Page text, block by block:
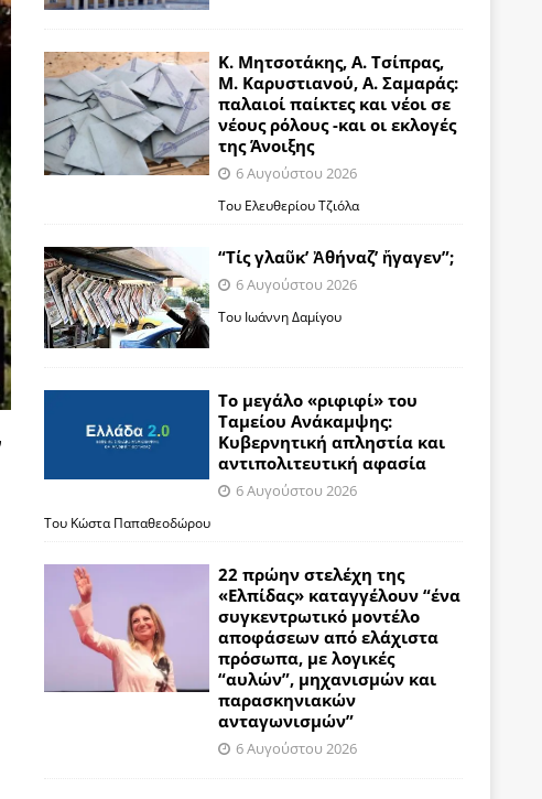
Κ. Μητσοτάκης, Α. Τσίπρας,
Μ. Καρυστιανού, Α. Σαμαράς:
παλαιοί παίκτες και νέοι σε
νέους ρόλους -και οι εκλογές
της Άνοιξης
6 Αυγούστου 2026
Του Ελευθερίου Τζιόλα
“Τίς γλαῦκ’ Ἀθήναζ’ ἤγαγεν”;
6 Αυγούστου 2026
Του Ιωάννη Δαμίγου
Το μεγάλο «ριφιφί» του
Ταμείου Ανάκαμψης:
Κυβερνητική απληστία και
αντιπολιτευτική αφασία
6 Αυγούστου 2026
Του Κώστα Παπαθεοδώρου
22 πρώην στελέχη της
«Ελπίδας» καταγγέλουν “ένα
συγκεντρωτικό μοντέλο
αποφάσεων από ελάχιστα
πρόσωπα, με λογικές
“αυλών”, μηχανισμών και
παρασκηνιακών
ανταγωνισμών”
6 Αυγούστου 2026